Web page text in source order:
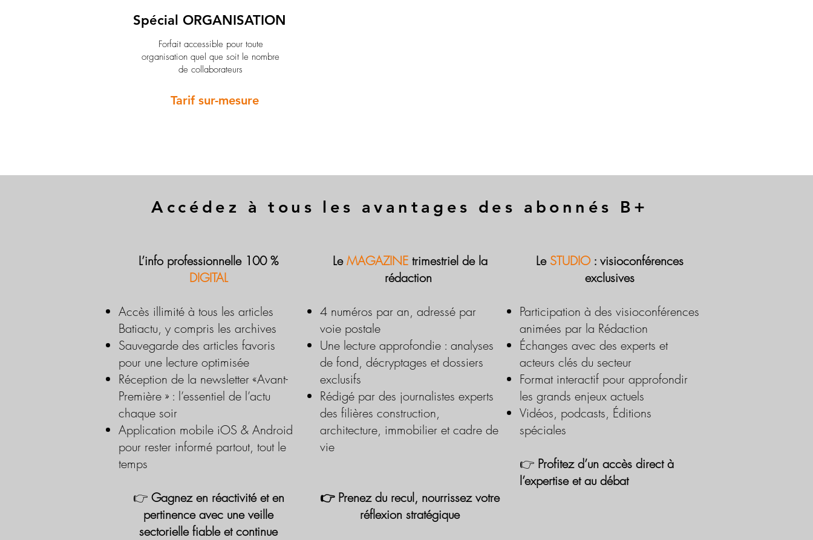
Spécial ORGANISATION
Forfait accessible pour toute
organisation quel que soit le nombre
de collaborateurs
Tarif sur-mesure
Accédez à tous les avantages des abonnés B+
L’info professionnelle 100 %
DIGITAL
Accès illimité à tous les articles
Batiactu, y compris les archives
Sauvegarde des articles favoris
pour une lecture optimisée
Réception de la newsletter «Avant-
Première » : l’essentiel de l’actu
chaque soir
Application mobile iOS & Android
pour rester informé partout, tout le
temps
👉 Gagnez en réactivité et en
pertinence avec une veille
sectorielle fiable et continue
LeMAGAZINE trimestriel de la
rédaction
4 numéros par an, adressé par
voie postale
Une lecture approfondie : analyses
de fond, décryptages et dossiers
exclusifs
Rédigé par des journalistes experts
des filières construction,
architecture, immobilier et cadre de
vie
👉 Prenez du recul, nourrissez votre
réflexion stratégique
Le STUDIO : visioconférences
exclusives
Participation à des visioconférences
animées par la Rédaction
Échanges avec des experts et
acteurs clés du secteur
Format interactif pour approfondir
les grands enjeux actuels
Vidéos, podcasts, Éditions
spéciales
👉 Profitez d’un accès direct à
l’expertise et au débat